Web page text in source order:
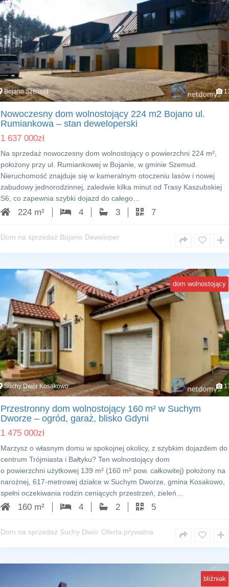
Bojano Szemud
Nowoczesny dom wolnostojący 224 m2 Bojano ul.
Rumiankowa – stan deweloperski
1 637 000zł
Na sprzedaż nowoczesny dom wolnostojący o powierzchni 224 m²,
położony przy ul. Rumiankowej w Bojanie, w gminie Szemud.
Nieruchomość znajduje się w kameralnym otoczeniu lasów i nowej
zabudowy jednorodzinnej, zaledwie kilka minut od Trasy Kaszubskiej
S6, co zapewnia szybki dojazd do całego…
224 m² 4 3 7
Dom na sprzedaż Bojano Deweloper
dom wolnostojący
Suchy Dwór Kosakowo
Przestronny dom wolnostojący 160 m² w Suchym
Dworze – ogród, garaż, blisko Gdyni
1 475 000zł
Marzysz o własnym domu w spokojnej okolicy, z szybkim dojazdem do
centrum Trójmiasta i Bałtyku? Ten wolnostojący dom
o powierzchni użytkowej 139 m² (160 m² pow. całkowitej) położony na
narożnej, 617‑metrowej działce w Suchym Dworze, gmina Kosakowo,
spełni oczekiwania rodzin ceniących przestrzeń, zieleń…
160 m² 4 2 5
Dom na sprzedaż Suchy Dwór Oferta prywatna
bliźniak